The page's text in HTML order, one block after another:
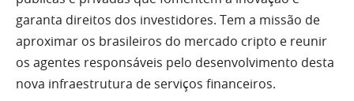
garanta direitos dos investidores. Tem a missão de
aproximar os brasileiros do mercado cripto e reunir
os agentes responsáveis pelo desenvolvimento desta
nova infraestrutura de serviços financeiros.